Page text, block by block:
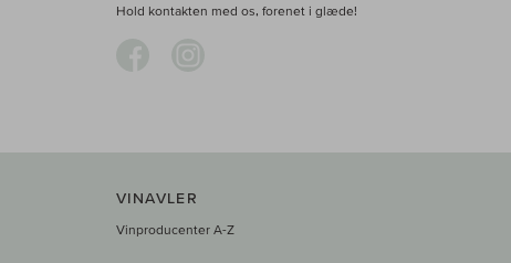
Hold kontakten med os, forenet i glæde!
VINAVLER
Vinproducenter A-Z